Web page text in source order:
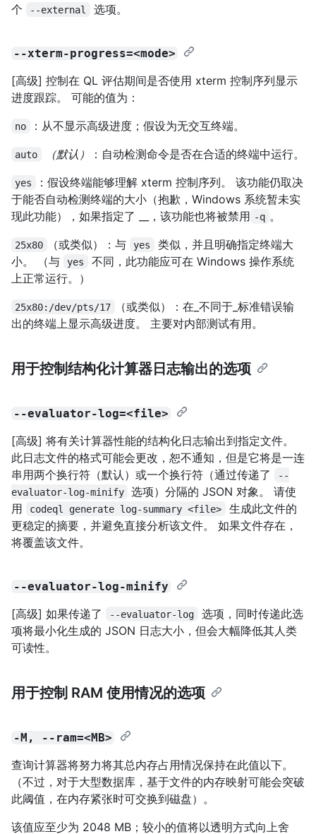
个
--external 选项。
--xterm-progress=<mode>
[高级] 控制在 QL 评估期间是否使用 xterm 控制序列显示
进度跟踪。 可能的值为：
no ：从不显示高级进度；假设为无交互终端。
auto （默认） ：自动检测命令是否在合适的终端中运行。
yes
：假设终端能够理解 xterm 控制序列。 该功能仍取决
于能否自动检测终端的大小（抱歉，Windows 系统暂未实
现此功能），如果指定了 __，该功能也将被禁用 -q 。
25x80 （或类似）：与 yes
类似，并且明确指定终端大
小。 （与
yes
不同，此功能应可在 Windows 操作系统
上正常运行。）
25x80:/dev/pts/17
（或类似）：在_不同于_标准错误输
出的终端上显示高级进度。 主要对内部测试有用。
用于控制结构化计算器日志输出的选项
--evaluator-log=<file>
[高级] 将有关计算器性能的结构化日志输出到指定文件。
此日志文件的格式可能会更改，恕不通知，但是它将是一连
串用两个换行符（默认）或一个换行符（通过传递了
--
evaluator-log-minify
选项）分隔的 JSON 对象。 请使
用
codeql generate log-summary <file>
生成此文件的
更稳定的摘要，并避免直接分析该文件。 如果文件存在，
将覆盖该文件。
--evaluator-log-minify
[高级] 如果传递了 --evaluator-log
选项，同时传递此选
项将最小化生成的 JSON 日志大小，但会大幅降低其人类
可读性。
用于控制 RAM 使用情况的选项
-M, --ram=<MB>
查询计算器将努力将其总内存占用情况保持在此值以下。
（不过，对于大型数据库，基于文件的内存映射可能会突破
此阈值，在内存紧张时可交换到磁盘）。
该值应至少为 2048 MB；较小的值将以透明方式向上舍